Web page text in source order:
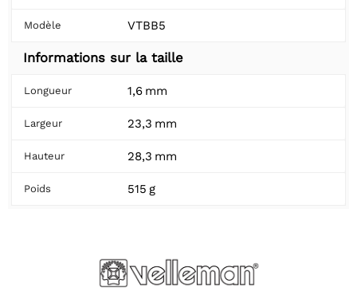
Modèle VTBB5
Informations sur la taille
Longueur 1,6 mm
Largeur 23,3 mm
Hauteur 28,3 mm
Poids 515 g